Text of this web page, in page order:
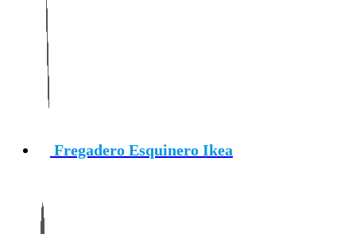
Fregadero Esquinero Ikea